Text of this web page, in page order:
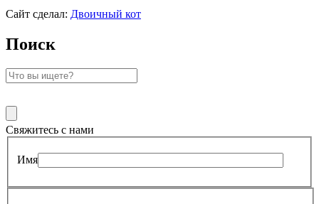
Сайт сделал: Двоичный кот
Поиск
Свяжитесь с нами
Имя